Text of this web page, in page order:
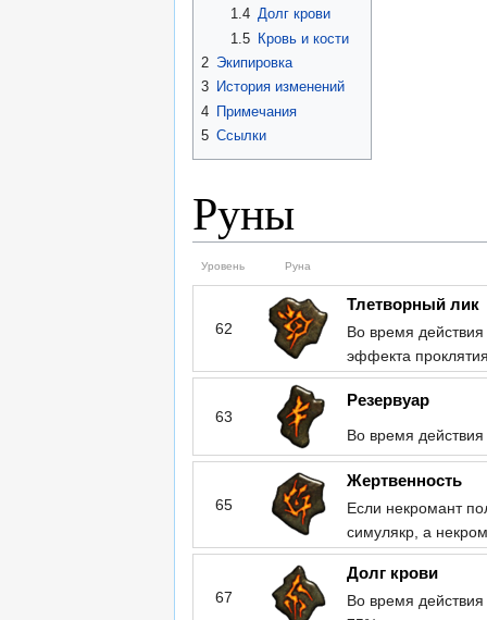
1.4 Долг крови
1.5
Кровь и кости
2 Экипировка
3 История изменений
4 Примечания
5 Ссылки
Руны
Уровень Руна
62
Тлетворный лик
Во время
эффекта
63
Резервуар
Во время
65
Жертвенность
Если некромант
симулякр, а
67
Долг крови
Во время